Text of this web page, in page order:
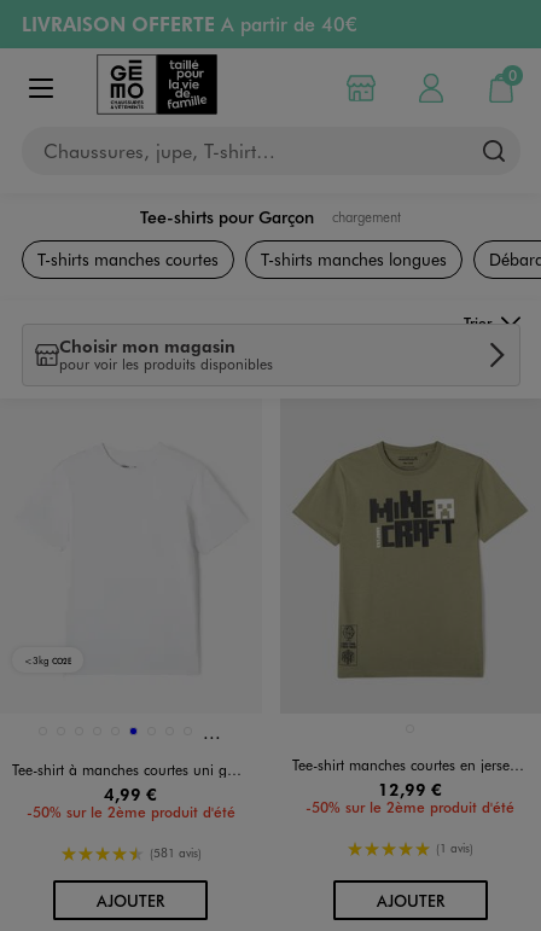
Aller au contenu principal
Aller à la navigation
LIVRAISON OFFERTE A partir de 40€
RETRAIT ET LIVRAISON OFFERTE
en magasin
PAYEZ EN 3x SANS FRAIS
Retours OFFERTS
pendant 30 jours
Afficher le menu
Chaussures, jupe, T-shirt…
Choisir mon magasin
Mon compte
0
Mon
Tee-shirts pour Garçon chargement
Vêtements
T-shirts manches courtes T-shirts manches longues
Choisir mon magasin
pour voir les produits disponibles
Trier
<3kg CO2E
Disponible en 25 coloris
BEIGE STANDARD
BLANC VIF
BLEU
Tee-shirt à manches courtes uni garçon
4,99 €
-50% sur le 2ème produit d'été
4.5/5 de moyenne
(581 avis)
AJOUTERAU PANIER
Tee-shirt manches courtes en jersey de coton imprimé devant et dos garçon - Minecraft
12,99 €
-50% sur le 2ème produit d'été
5/5 de moyenne
(1 avis)
AJOUTERAU PANIER